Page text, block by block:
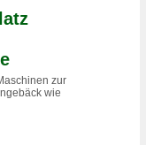
zur
wie